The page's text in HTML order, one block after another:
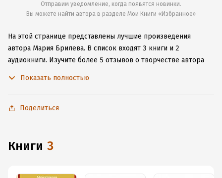
Отправим уведомление, когда появятся новинки.
Вы можете найти автора в разделе Мои Книги «Избранное»
На этой странице представлены лучшие произведения
автора Мария Брилева. В список входят 3 книги и 2
аудиокниги. Изучите более 5 отзывов о творчестве автора
произведениями даже без подключения к интернету.
Показать полностью
Поделиться
книги 3